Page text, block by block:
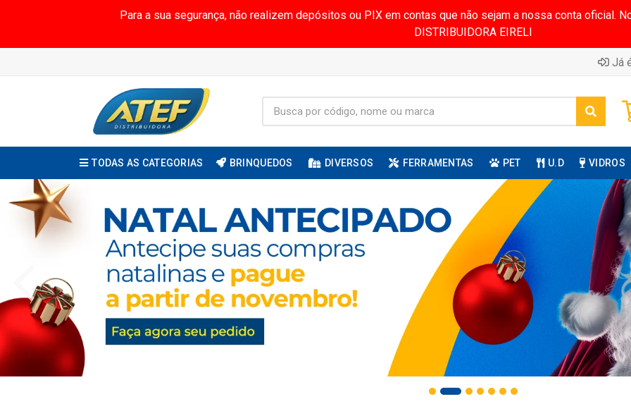
Para a sua segurança, não realizem depósitos ou PIX em contas que não sejam a nossa conta oficial.
DISTRIBUIDORA EIRELI
Já
TODAS AS CATEGORIAS BRINQUEDOS DIVERSOS FERRAMENTAS PET U.D VIDROS